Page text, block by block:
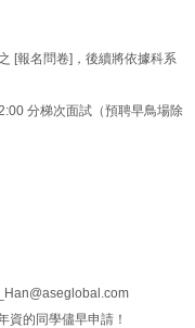
[報名問卷]，後續將依據科系
分梯次面試（預聘早鳥場除
資的同學儘早申請！